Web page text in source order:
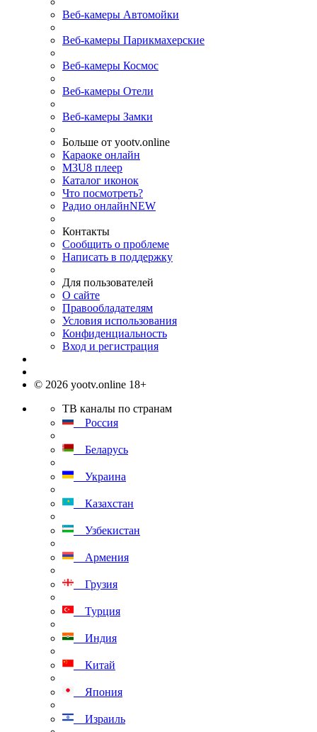
Веб-камеры Автомойки
Веб-камеры Парикмахерские
Веб-камеры Космос
Веб-камеры Отели
Веб-камеры Замки
Больше от yootv.online
Караоке онлайн
M3U8 плеер
Каталог иконок
Что посмотреть?
Радио онлайнNEW
Контакты
Сообщить о проблеме
Написать в поддержку
Для пользователей
О сайте
Правообладателям
Условия использования
Конфиденциальность
Вход и регистрация
© 2026 yootv.online 18+
ТВ каналы по странам
Россия
Беларусь
Украина
Казахстан
Узбекистан
Армения
Грузия
Турция
Индия
Китай
Япония
Израиль